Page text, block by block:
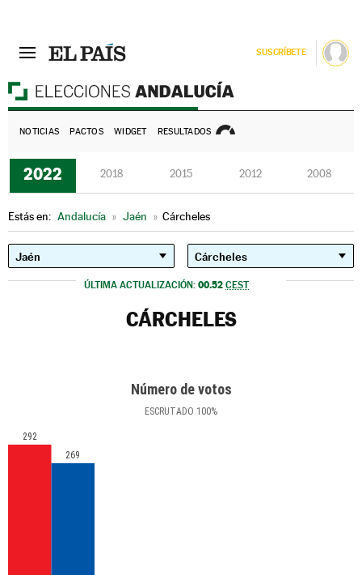
SUSCRÍBETE
NOTICIAS PACTOS WIDGET RESULTADOS
2022 2018 2015 2012 2008
Estás en: Andalucía » Jaén » Cárcheles
ÚLTIMA ACTUALIZACIÓN: 00.52 CEST
CÁRCHELES
Número de votos
ESCRUTADO 100%
292
269